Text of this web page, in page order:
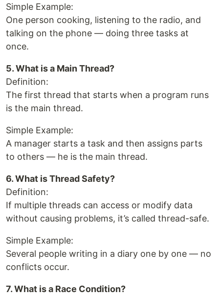
Simple Example:
One person cooking, listening to the radio, and
talking on the phone — doing three tasks at
once.
5. What is a Main Thread?
Definition:
The first thread that starts when a program runs
is the main thread.
Simple Example:
A manager starts a task and then assigns parts
to others — he is the main thread.
6. What is Thread Safety?
Definition:
If multiple threads can access or modify data
without causing problems, it’s called thread-safe.
Simple Example:
Several people writing in a diary one by one — no
conflicts occur.
7. What is a Race Condition?